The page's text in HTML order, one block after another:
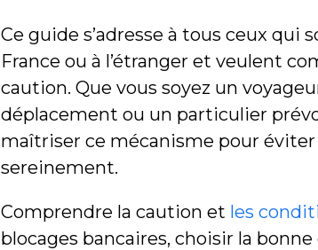
Ce guide s’adresse à tous ceux
France ou à l’étranger et veulent
caution. Que vous soyez un
déplacement ou un particulier
maîtriser ce mécanisme pour
sereinement.
Comprendre la caution et les
blocages bancaires, choisir la